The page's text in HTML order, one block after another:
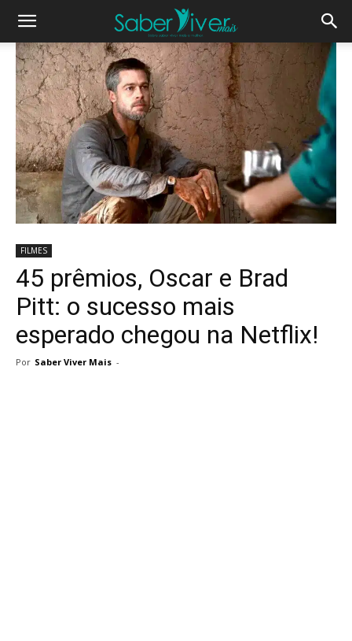
FILMES
45 prêmios, Oscar e Brad
Pitt: o sucesso mais
esperado chegou na Netflix!
Por Saber Viver Mais -